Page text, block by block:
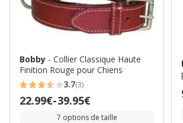
Bobby - Collier Classique Haute
Finition Rouge pour Chiens
3.7
étoiles
3.7(3)
Prix
22.99€-39.95€
7 options de taille